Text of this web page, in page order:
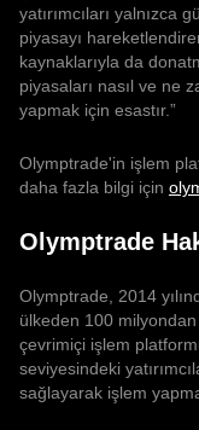
yatırımcıları yalnızca
piyasayı
kaynaklarıyla da
piyasaları nasıl ve ne
yapmak için esastır.”
Olymptrade'in işlem
daha fazla bilgi için
Olymptrade
Olymptrade, 2014
ülkeden 100
çevrimiçi işlem
seviyesindeki
sağlayarak işlem